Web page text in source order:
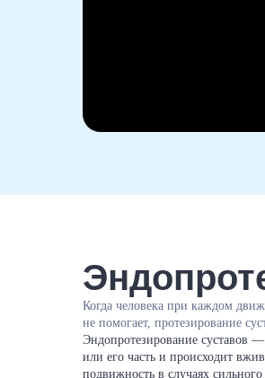
Когда человека при каждом
не помогает, протезирование
Эндопротезирование суставов
или его часть и происходит
подвижность в случаях